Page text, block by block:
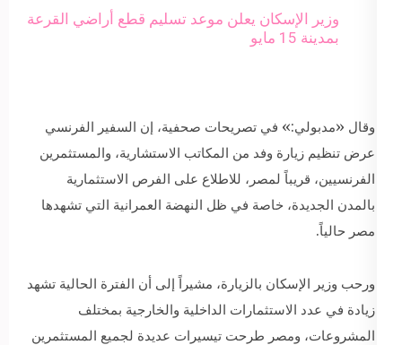
وزير الإسكان يعلن موعد تسليم قطع أراضي القرعة
بمدينة 15 مايو
وقال «مدبولي:» في تصريحات صحفية، إن السفير الفرنسي
عرض تنظيم زيارة وفد من المكاتب الاستشارية، والمستثمرين
الفرنسيين، قريباً لمصر، للاطلاع على الفرص الاستثمارية
بالمدن الجديدة، خاصة في ظل النهضة العمرانية التي تشهدها
مصر حالياً.
ورحب وزير الإسكان بالزيارة، مشيراً إلى أن الفترة الحالية تشهد
زيادة في عدد الاستثمارات الداخلية والخارجية بمختلف
المشروعات، ومصر طرحت تيسيرات عديدة لجميع المستثمرين